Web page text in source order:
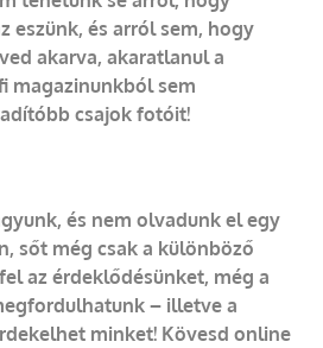
eszünk, és arról sem, hogy
akarva, akaratlanul a
magazinunkból sem
csajok fotóit!
és nem olvadunk el egy
sőt még csak a különböző
az érdeklődésünket, még a
– illetve a
minket! Kövesd online